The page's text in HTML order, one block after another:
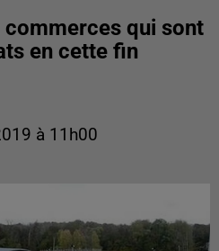
commerces qui sont
en cette fin
à 11h00